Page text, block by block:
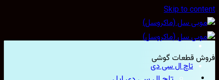
Skip to
قطعات گوشی
تاچ ال سی دی